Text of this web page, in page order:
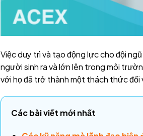
Việc duy trì và tạo động lực cho đội
người sinh ra và lớn lên trong môi
với họ đã trở thành một thách thức đối
Các bài viết mới nhất